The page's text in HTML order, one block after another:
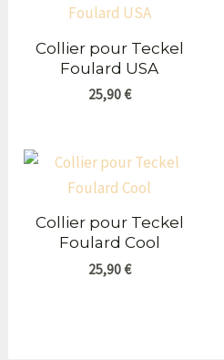
Collier pour Teckel
Foulard USA
25,90€
Collier pour Teckel
Foulard Cool
25,90€